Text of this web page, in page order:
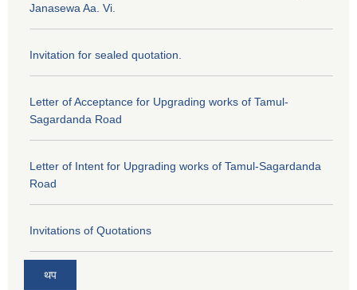
Janasewa Aa. Vi.
Invitation for sealed quotation.
Letter of Acceptance for Upgrading works of Tamul-
Sagardanda Road
Letter of Intent for Upgrading works of Tamul-Sagardanda
Road
Invitations of Quotations
थप